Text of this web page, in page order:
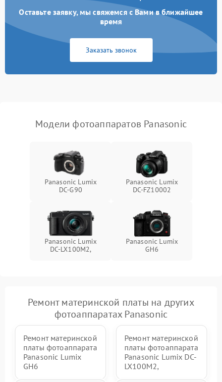
Оставьте заявку, мы свяжемся с Вами в ближайшее
время
Заказать звонок
Модели фотоаппаратов Panasonic
Panasonic Lumix
DC-G90
Panasonic Lumix
DC-FZ10002
Panasonic Lumix
DC-LX100M2,
Panasonic Lumix
GH6
Ремонт материнской платы на других
фотоаппаратах Panasonic
Ремонт материнской
платы фотоаппарата
Panasonic Lumix
GH6
Ремонт материнской
платы фотоаппарата
Panasonic Lumix DC-
LX100M2,